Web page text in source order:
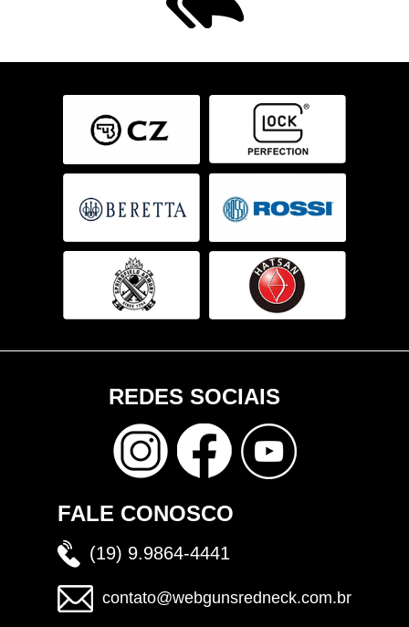
REDES SOCIAIS
FALE CONOSCO
(19) 9.9864-4441
contato@webgunsredneck.com.br